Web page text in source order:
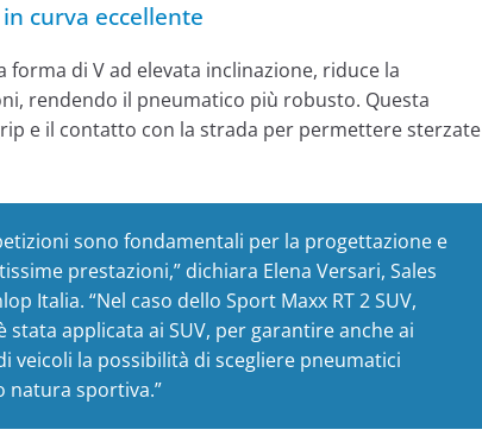
curva eccellente
di V ad elevata inclinazione, riduce la
rendendo il pneumatico più robusto. Questa
e il contatto con la strada per permettere sterzate
sono fondamentali per la progettazione e
prestazioni,” dichiara Elena Versari, Sales
Italia. “Nel caso dello Sport Maxx RT 2 SUV,
stata applicata ai SUV, per garantire anche ai
veicoli la possibilità di scegliere pneumatici
natura sportiva.”